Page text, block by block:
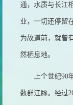
通，水质与长江
业，一切还停留
为故道前，就曾
然栖息地。
上个世纪90
数群江豚。经过